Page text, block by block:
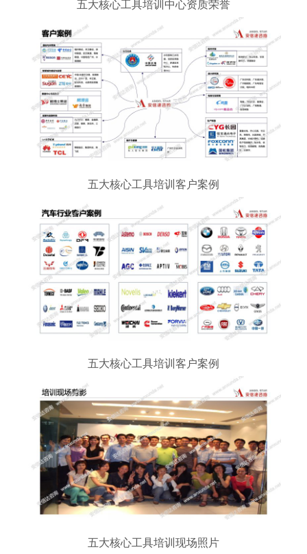
五大核心工具培训中心资质荣誉
五大核心工具培训客户案例
五大核心工具培训客户案例
五大核心工具培训现场照片